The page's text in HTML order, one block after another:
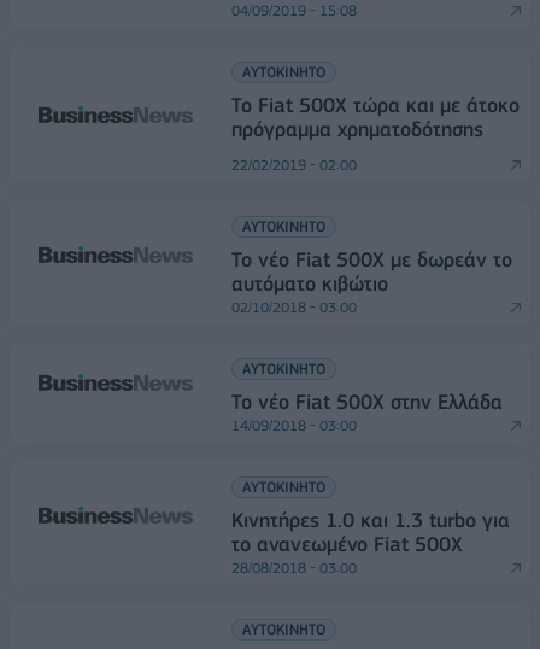
04/09/2019 - 15:08
ΑΥΤΟΚΙΝΗΤΟ
Το Fiat 500X τώρα και με άτοκο
πρόγραμμα χρηματοδότησης
22/02/2019 - 02:00
ΑΥΤΟΚΙΝΗΤΟ
Το νέο Fiat 500X με δωρεάν το
αυτόματο κιβώτιο
02/10/2018 - 03:00
ΑΥΤΟΚΙΝΗΤΟ
Το νέο Fiat 500X στην Ελλάδα
14/09/2018 - 03:00
ΑΥΤΟΚΙΝΗΤΟ
Κινητήρες 1.0 και 1.3 turbo για
το ανανεωμένο Fiat 500X
28/08/2018 - 03:00
ΑΥΤΟΚΙΝΗΤΟ